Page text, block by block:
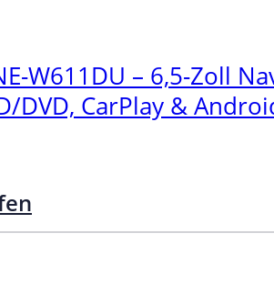
W611DU – 6,5-Zoll
DVD, CarPlay &